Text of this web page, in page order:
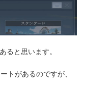
ると思います。
トがあるのですが、